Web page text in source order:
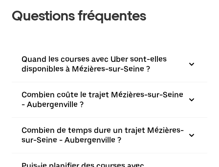
Questions fréquentes
Quand les courses avec Uber sont-elles
disponibles à Mézières-sur-Seine ?
Combien coûte le trajet Mézières-sur-Seine
- Aubergenville ?
Combien de temps dure un trajet Mézières-
sur-Seine - Aubergenville ?